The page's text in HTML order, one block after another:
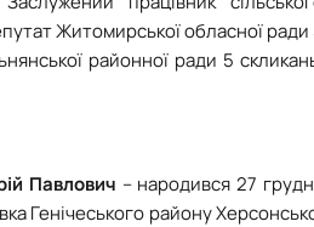
Житомирської обласної ради
районної ради 5
Павлович – народився 27
Генічеського району